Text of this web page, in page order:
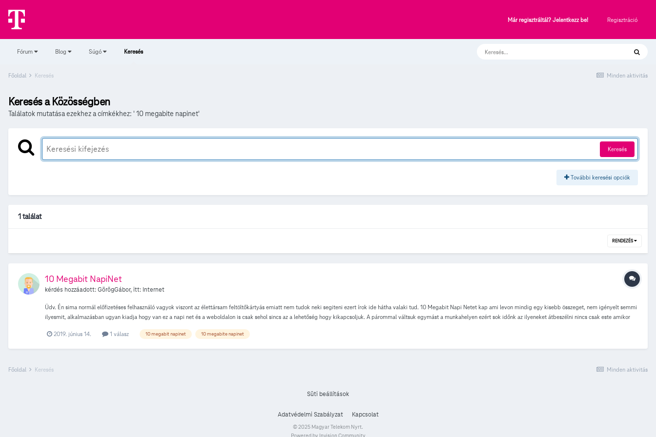
Már regisztráltál? Jelentkezz be! Regisztráció
Fórum Blog Súgó Keresés
Minden aktivitás
Főoldal Keresés
Keresés a Közösségben
Találatok mutatása ezekhez a címkékhez: ' 10 megabite napinet'
Keresés
További keresési opciók
1 találat
RENDEZÉS
10 Megabit NapiNet
kérdés hozzáadott:GörögGábor, itt: Internet
Üdv. Én sima normál előfizetéses felhasználó vagyok viszont az élettársam feltöltőkártyás emiatt nem tudok neki segiteni ezert írok ide hátha valaki tud. 10 Megabit Napi Netet kap ami levon mindig egy kisebb összeget, nem igényelt semmi
ilyesmit, alkalmazásban ugyan kiadja hogy van ez a napi net és a weboldalon is csak sehol sincs az a lehetőség hogy kikapcsoljuk. A párommal váltsuk egymást a munkahelyen ezért sok időnk az ilyeneket átbeszélni nincs csak este amikor
szolgáltatást? És ha igen akkor hol? Köszönöm hogy elolvastad, további szép napot.
2019. június 14. 1 válasz 10 megabit napinet 10 megabite napinet
Minden aktivitás
Főoldal Keresés
Süti beállítások
Adatvédelmi Szabályzat Kapcsolat
© 2025 Magyar Telekom Nyrt.
Powered by Invision Community